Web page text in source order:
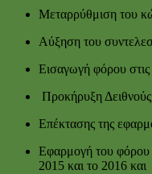
Μεταρρύθμιση του
Αύξηση του
Εισαγωγή φόρου στις
Προκήρυξη Δειθνούς
Επέκτασης της
Εφαρμογή του φόρου
2015 και το 2016 και